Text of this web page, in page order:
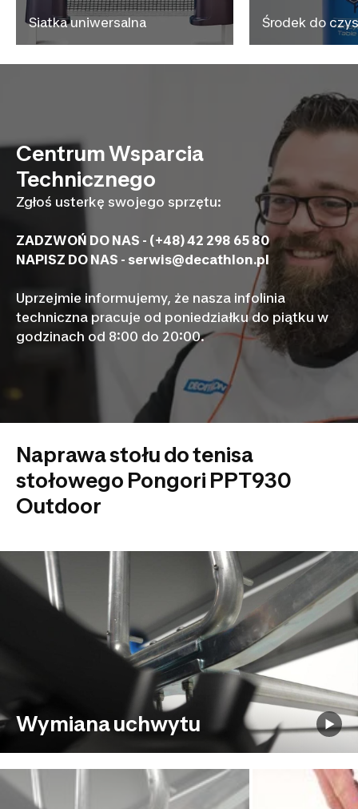
Siatka uniwersalna Środek do
Centrum Wsparcia
Technicznego
Zgłoś usterkę swojego sprzętu:
ZADZWOŃ DO NAS - (+48) 42 298 65 80
NAPISZ DO NAS - serwis@decathlon.pl
Uprzejmie informujemy, że nasza infolinia
techniczna pracuje od poniedziałku do piątku w
godzinach od 8:00 do 20:00.
Naprawa stołu do tenisa
stołowego Pongori PPT930
Outdoor
Wymiana uchwytu